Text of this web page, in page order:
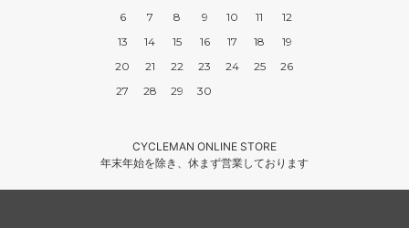
6
7 8 9 10 11
12
13
14 15 16 17 18
19
20
21 22 23 24 25
26
27
28 29 30
CYCLEMAN ONLINE STORE
年末年始を除き、休まず営業しております